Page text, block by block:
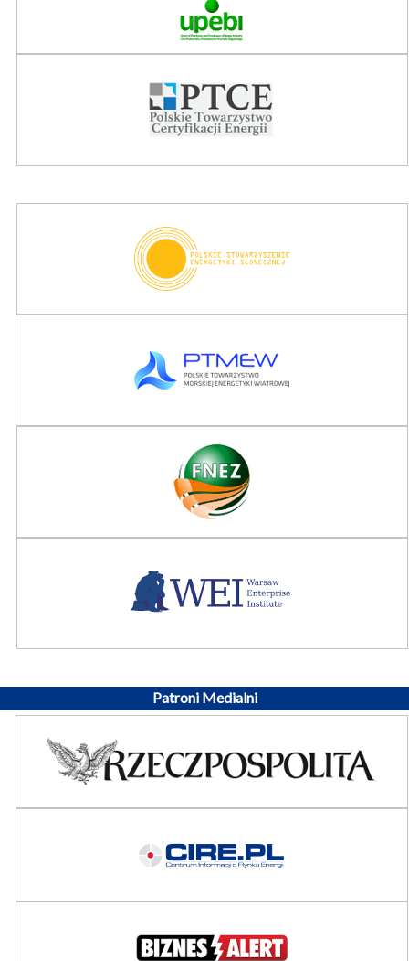
Patroni Medialni